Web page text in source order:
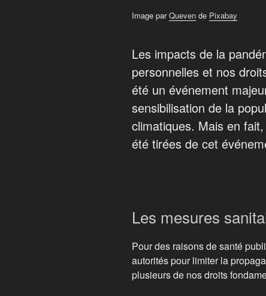
Image parQueven de Pixabay
Les impacts de la
personnelles et nos
été un événement
sensibilisation de la
climatiques. Mais en
été tirées de cet
Les mesures
Pour des raisons de santé
autorités pour limiter la
plusieurs de nos droits